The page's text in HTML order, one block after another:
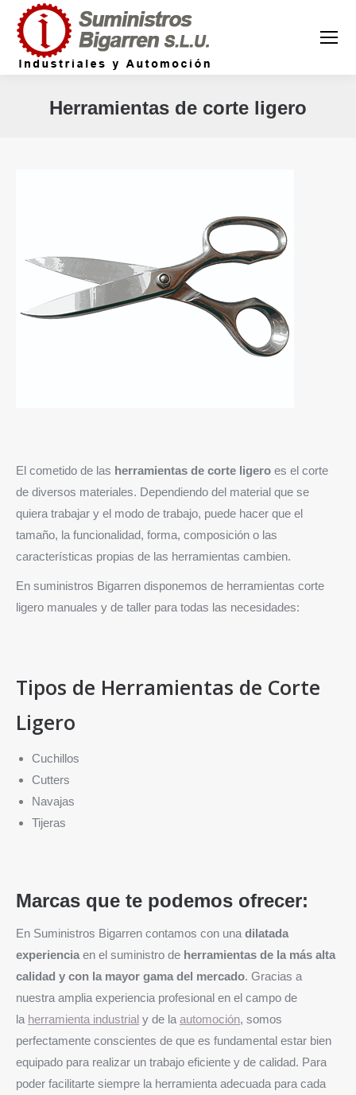
Herramientas de corte ligero
El cometido de las herramientas de corte ligero es el corte
de diversos materiales. Dependiendo del material que se
quiera trabajar y el modo de trabajo, puede hacer que el
tamaño, la funcionalidad, forma, composición o las
características propias de las herramientas cambien.
En suministros Bigarren disponemos de herramientas corte
ligero manuales y de taller para todas las necesidades:
Tipos de Herramientas de Corte
Ligero
Cuchillos
Cutters
Navajas
Tijeras
Marcas que te podemos ofrecer:
En Suministros Bigarren contamos con una dilatada
experiencia en el suministro de herramientas de la más alta
calidad y con la mayor gama del mercado. Gracias a
nuestra amplia experiencia profesional en el campo de
la herramienta industrial y de la automoción, somos
perfectamente conscientes de que es fundamental estar bien
equipado para realizar un trabajo eficiente y de calidad. Para
poder facilitarte siempre la herramienta adecuada para cada